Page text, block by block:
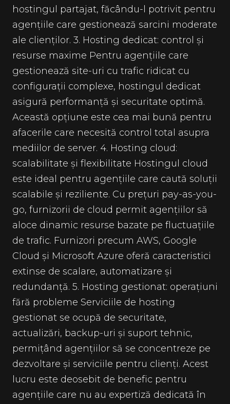
hostingul partajat, făcându-l potrivit pentru
agențiile care gestionează sarcini moderate
ale clienților. 3. Hosting dedicat: control și
resurse maxime Pentru agențiile care
gestionează site-uri cu trafic ridicat cu
configurații complexe, hostingul dedicat
asigură performanță și securitate optimă.
Această opțiune este cea mai bună pentru
afacerile care necesită control total asupra
mediilor de server. 4. Hosting cloud:
scalabilitate și flexibilitate Hostingul cloud
este ideal pentru agențiile care caută soluții
scalabile și reziliente. Cu prețuri pay-as-you-
go, furnizorii de cloud permit agențiilor să
aloce dinamic resurse bazate pe fluctuațiile
de trafic. Furnizori precum AWS, Google
Cloud și Microsoft Azure oferă caracteristici
extinse de scalare, automatizare și
redundanță. 5. Hosting gestionat: operațiuni
fără probleme Serviciile de hosting
gestionat se ocupă de securitate,
actualizări, backup-uri și suport tehnic,
permițând agențiilor să se concentreze pe
dezvoltare și serviciile pentru clienți. Acest
lucru este deosebit de benefic pentru
agențiile care nu au expertiză dedicată în